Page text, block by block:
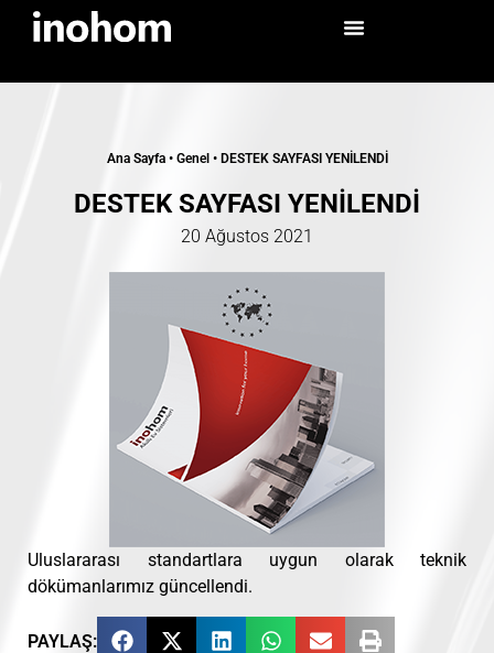
Ana Sayfa• Genel • DESTEK SAYFASI YENİLENDİ
DESTEK SAYFASI YENİLENDİ
20 Ağustos 2021
Uluslararası standartlara uygun olarak teknik
dökümanlarımız güncellendi.
PAYLAŞ: